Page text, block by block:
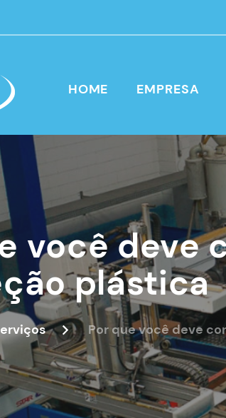
HOME EMPRESA
você deve
plástica
Por que você deve